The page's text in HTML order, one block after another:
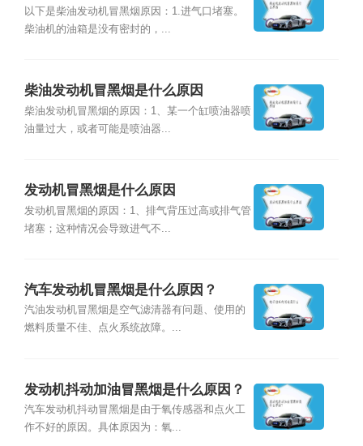
以下是柴油发动机冒黑烟原因：1.进气口堵塞。
柴油机的油箱是没有密封的，...
柴油发动机冒黑烟是什么原因
柴油发动机冒黑烟的原因：1、某一个缸喷油器喷
油量过大，或者可能是喷油器...
发动机冒黑烟是什么原因
发动机冒黑烟的原因：1、排气背压过高或排气管
堵塞；这种情况会导致进气不...
汽车发动机冒黑烟是什么原因？
汽油发动机冒黑烟是空气滤清器有问题、使用的
燃料质量不佳、点火系统故障。...
发动机抖动加油冒黑烟是什么原因？
汽车发动机抖动冒黑烟是由于氧传感器和点火工
作不好的原因。具体原因为：氧...